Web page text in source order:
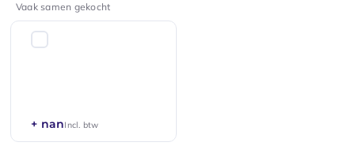
Vaak samen gekocht
+ nanIncl. btw